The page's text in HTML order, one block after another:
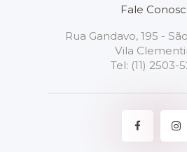
Fale
Rua Gandavo, 195 -
Vila
Tel: (11) 2503-